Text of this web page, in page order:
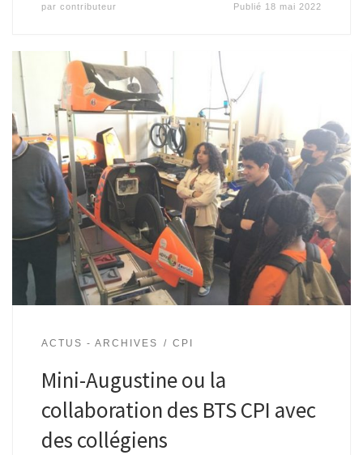
par contributeur Publié 18 mai 2022
ACTUS - ARCHIVES CPI
Mini-Augustine ou la
collaboration des BTS CPI avec
des collégiens